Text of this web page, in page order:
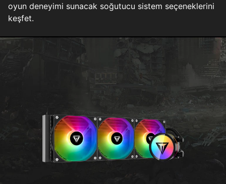
oyun deneyimi sunacak soğutucu sistem seçeneklerini
keşfet.